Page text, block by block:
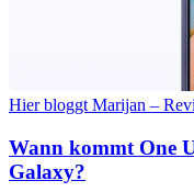
Hier bloggt Marijan –
Wann kommt One
Galaxy?